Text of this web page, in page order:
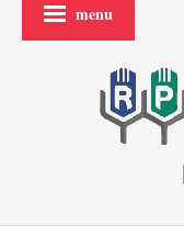
menu